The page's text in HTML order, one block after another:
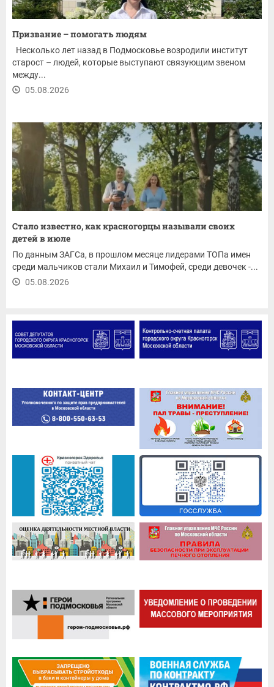
Призвание – помогать людям
Несколько лет назад в Подмосковье возродили институт
старост – людей, которые выступают связующим звеном
между...
05.08.2026
Стало известно, как красногорцы называли своих
детей в июле
По данным ЗАГСа, в прошлом месяце лидерами ТОПа имен
среди мальчиков стали Михаил и Тимофей, среди девочек -...
05.08.2026